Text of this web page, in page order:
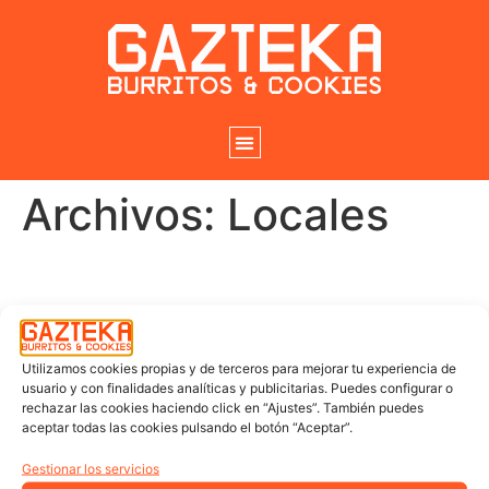
Utilizamos cookies propias y de terceros para mejorar tu experiencia de
usuario y con finalidades analíticas y publicitarias. Puedes configurar o
rechazar las cookies haciendo click en “Ajustes”. También puedes
aceptar todas las cookies pulsando el botón “Aceptar”.
Gestionar los servicios
Archivos: Locales
Gazteka Vigo
Gazteka Santiago
Gazteka A Coruña –